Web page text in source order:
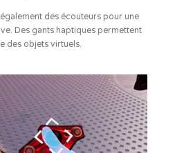
des écouteurs pour une
Des gants haptiques permettent
des objets virtuels.